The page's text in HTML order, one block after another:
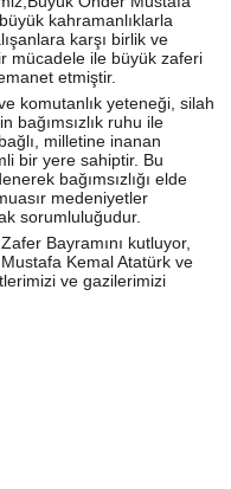
kahramanlıklarla
karşı birlik ve
mücadele ile büyük zaferi
etmiştir.
komutanlık yeteneği, silah
bağımsızlık ruhu ile
milletine inanan
bir yere sahiptir. Bu
bağımsızlığı elde
medeniyetler
sorumluluğudur.
Bayramını kutluyor,
Kemal Atatürk ve
ve gazilerimizi